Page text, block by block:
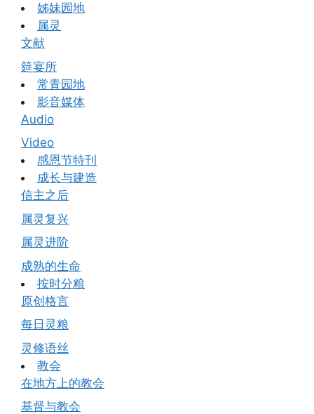
姊妹园地
属灵
文献
筵宴所
常青园地
影音媒体
Audio
Video
感恩节特刊
成长与建造
信主之后
属灵复兴
属灵进阶
成熟的生命
按时分粮
原创格言
每日灵粮
灵修语丝
教会
在地方上的教会
基督与教会